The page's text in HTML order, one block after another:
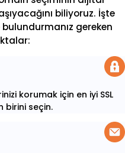
biliyoruz. İşte
gereken
korumak için en iyi SSL
birini seçin.